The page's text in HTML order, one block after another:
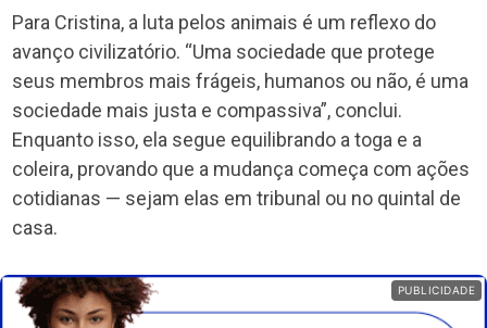
Para Cristina, a luta pelos animais é um reflexo do
avanço civilizatório. “Uma sociedade que protege
seus membros mais frágeis, humanos ou não, é uma
sociedade mais justa e compassiva”, conclui.
Enquanto isso, ela segue equilibrando a toga e a
coleira, provando que a mudança começa com ações
cotidianas — sejam elas em tribunal ou no quintal de
casa.
PUBLICIDADE